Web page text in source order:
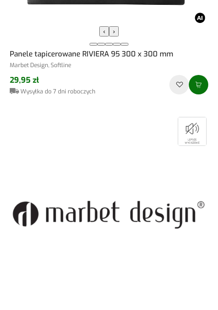
‹ ›
Panele tapicerowane RIVIERA 95 300 x 300 mm
Marbet Design, Softline
29,95 zł
Wysyłka do 7 dni roboczych